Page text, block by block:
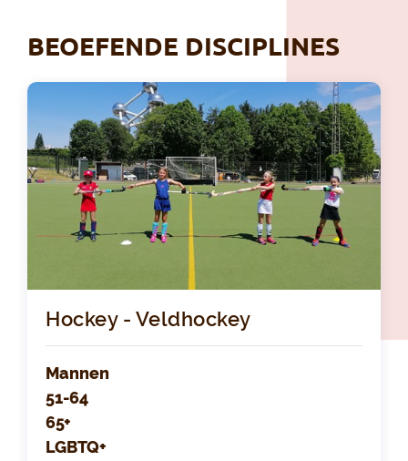
BEOEFENDE DISCIPLINES
Hockey - Veldhockey
Mannen
51-64
65+
LGBTQ+